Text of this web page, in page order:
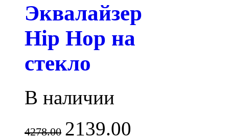
Эквалайзер
Hip Hop на
стекло
В наличии
4278.00 2139.00